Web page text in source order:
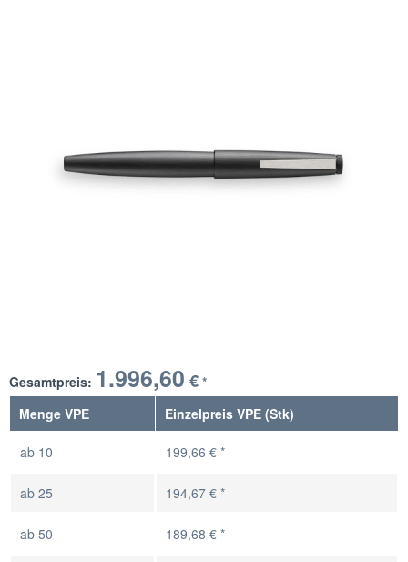
Gesamtpreis: 1.996,60 € *
Menge VPE
Einzelpreis VPE (Stk)
ab 10 199,66 € *
ab 25 194,67 € *
ab 50 189,68 € *